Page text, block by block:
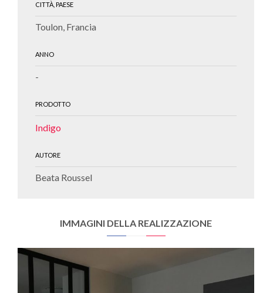
CITTÀ, PAESE
Toulon, Francia
ANNO
-
PRODOTTO
Indigo
AUTORE
Beata Roussel
IMMAGINI DELLA REALIZZAZIONE